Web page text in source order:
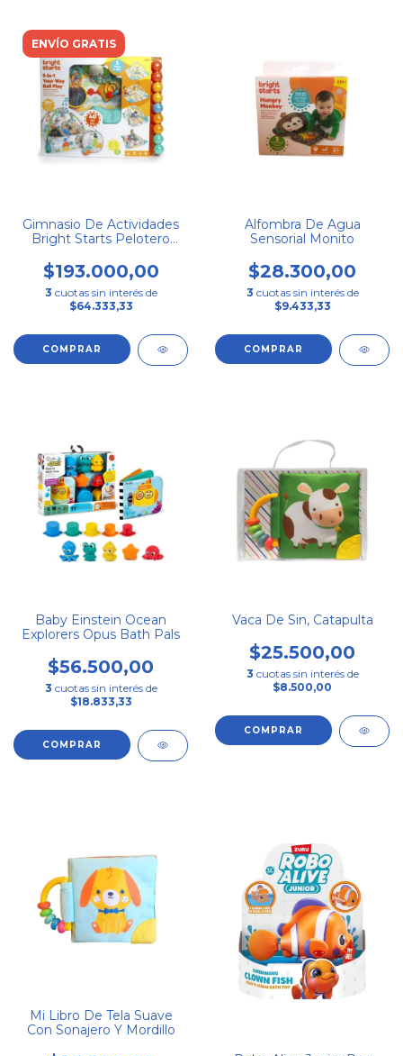
ENVÍO GRATIS
Gimnasio De Actividades
Bright Starts Pelotero
$193.000,00
3 cuotas sin interés de
$64.333,33
Alfombra De Agua
Sensorial Monito
$28.300,00
3 cuotas sin interés de
$9.433,33
Baby Einstein Ocean
Explorers Opus Bath Pals
$56.500,00
3 cuotas sin interés de
$18.833,33
Vaca De Sin, Catapulta
$25.500,00
3 cuotas sin interés de
$8.500,00
Mi Libro De Tela Suave
Con Sonajero Y Mordillo